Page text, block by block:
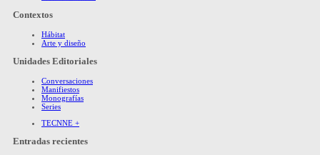
Contextos
Hábitat
Arte y diseño
Unidades Editoriales
Conversaciones
Manifiestos
Monografías
Series
TECNNE +
Entradas recientes